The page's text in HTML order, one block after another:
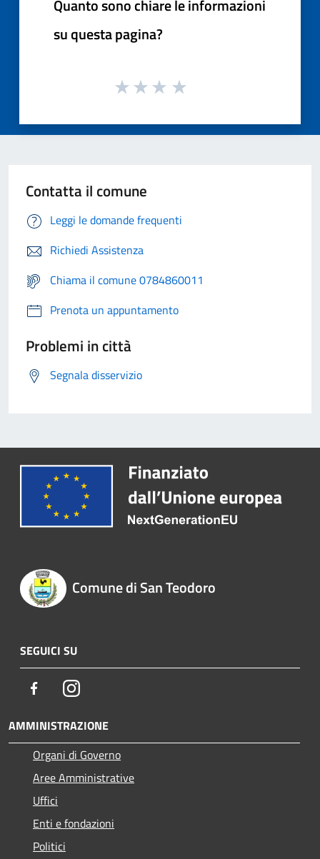
Quanto sono chiare le informazioni
su questa pagina?
Contatta il comune
Leggi le domande frequenti
Richiedi Assistenza
Chiama il comune 0784860011
Prenota un appuntamento
Problemi in città
Segnala disservizio
Comune di San Teodoro
SEGUICI SU
FacebookInstagram
AMMINISTRAZIONE
Organi di Governo
Aree Amministrative
Uffici
Enti e fondazioni
Politici